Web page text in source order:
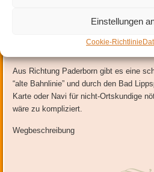
Einstellungen
Cookie-Richtlinie
Aus Richtung Paderborn gibt es eine
“alte Bahnlinie” und durch den Bad
Karte oder Navi für nicht-Ortskundige
wäre zu kompliziert.
Wegbeschreibung